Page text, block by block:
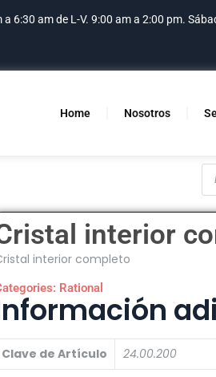
6:30 am de L-V. 9:00 am a 2:00 pm.
Home Nosotros
interior
interior completo
Rational
Clave de Artículo 24.00.200